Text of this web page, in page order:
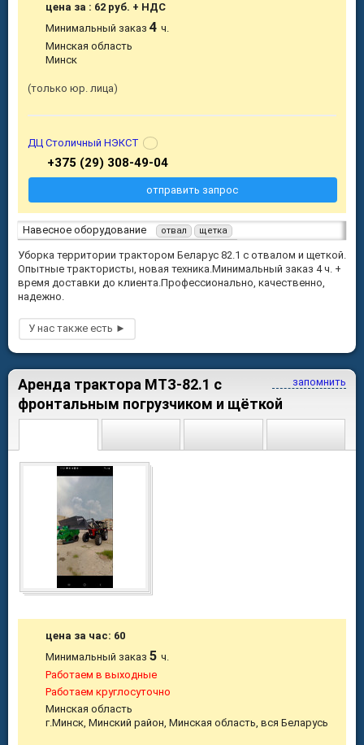
Навесное оборудование отвал щетка
Уборка территории трактором Беларус 82.1 с отвалом и щеткой.
Опытные трактористы, новая техника.Минимальный заказ 4 ч. +
время доставки до клиента.Профессионально, качественно,
надежно.
цена за : 62 руб. + НДС
Минимальный заказ4ч.
Минская область
Минск
только юр. лица
ДЦ Столичный НЭКСТ
+375 (29) 308-49-04
отправить запрос
запомнить
Аренда трактора МТЗ-82.1 с
фронтальным погрузчиком и щёткой
цена за час: 60
Минимальный заказ5ч.
Работаем в выходные
Работаем круглосуточно
Минская область
г.Минск, Минский район, Минская область, вся Беларусь